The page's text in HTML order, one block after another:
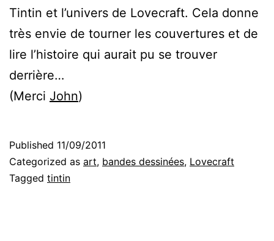
Tintin et l’univers de Lovecraft. Cela donne
très envie de tourner les couvertures et de
lire l’histoire qui aurait pu se trouver
derrière…
(Merci John)
Published 11/09/2011
Categorized as art, bandes dessinées, Lovecraft
Tagged tintin